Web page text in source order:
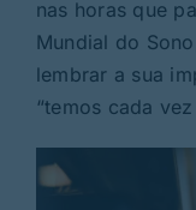
nas horas que
Mundial do
lembrar a sua
“temos cada